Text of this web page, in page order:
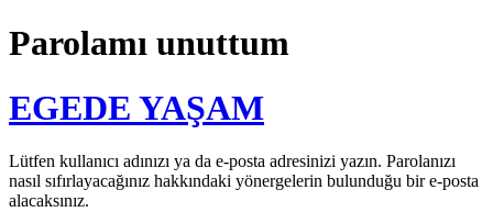
Parolamı unuttum
EGEDE YAŞAM
Lütfen kullanıcı adınızı ya da e-posta adresinizi yazın. Parolanızı
nasıl sıfırlayacağınız hakkındaki yönergelerin bulunduğu bir e-posta
alacaksınız.